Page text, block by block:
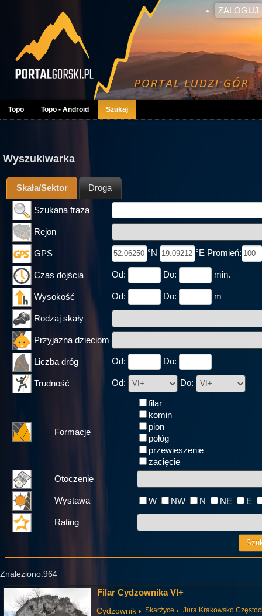
ZALOGUJ
Topo Topo - Android Szukaj
Wyszukiwarka
Skała/Sektor Droga
Szukana fraza
Rejon
GPS °N °E Promień:
Czas dojścia Od: Do: min.
Wysokość Od: Do: m
Rodzaj skały
Przyjazna dzieciom
Liczba dróg Od: Do:
Trudność Od: Do:
Formacje
filar
komin
pion
połóg
przewieszenie
zacięcie
Otoczenie
Wystawa W NW N NE E
Rating
Znaleziono:964
Filar Cydzownika VI+
Cydzownik Skarżyce Jura Krakowsko